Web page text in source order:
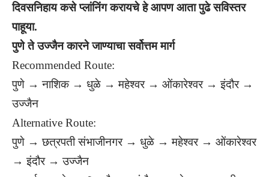
दिवसनिहाय कसे प्लांनिंग करायचे हे आपण आता पुढे सविस्तर
पाहूया.
पुणे ते उज्जैन कारने जाण्याचा सर्वोत्तम मार्ग
Recommended Route:
पुणे → नाशिक → धुळे → महेश्वर → ओंकारेश्वर → इंदौर →
उज्जैन
Alternative Route:
पुणे → छत्रपती संभाजीनगर → धुळे → महेश्वर → ओंकारेश्वर
→ इंदौर → उज्जैन